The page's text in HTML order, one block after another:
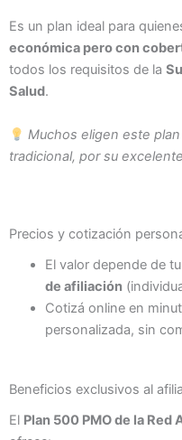
Es un plan ideal para
económica pero con
todos los requisitos de la
Salud.
Muchos eligen este
tradicional, por su
Precios y cotización
El valor depende de tu
de afiliación
Cotizá online en
personalizada, sin
Beneficios exclusivos al
El Plan 500 PMO de la